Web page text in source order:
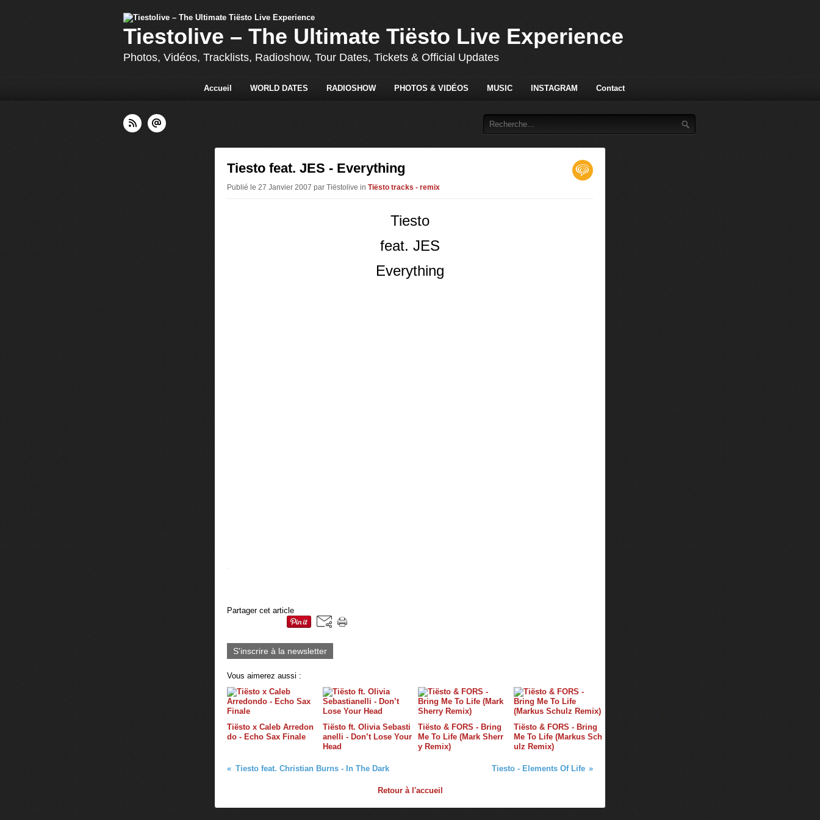
Tiestolive – The Ultimate Tiësto Live Experience
Photos, Vidéos, Tracklists, Radioshow, Tour Dates, Tickets & Official Updates
Accueil WORLD DATES RADIOSHOW PHOTOS & VIDÉOS MUSIC INSTAGRAM Contact
Tiesto feat. JES - Everything
Publié le 27 Janvier 2007 par Tiëstolive in Tiësto tracks - remix
Tiesto
feat. JES
Everything
Partager cet article
S'inscrire à la newsletter
Vous aimerez aussi :
Tiësto x Caleb Arredon
do - Echo Sax Finale
Tiësto ft. Olivia Sebasti
anelli - Don’t Lose Your
Head
Tiësto & FORS - Bring
Me To Life (Mark Sherr
y Remix)
Tiësto & FORS - Bring
Me To Life (Markus Sch
ulz Remix)
Tiesto feat. Christian Burns - In The Dark Tiesto - Elements Of Life
Retour à l'accueil